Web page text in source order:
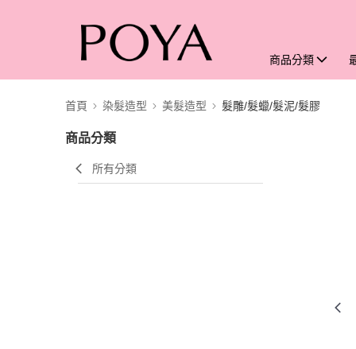
商品分類
首頁 染髮造型 美髮造型 髮雕/髮蠟/髮泥/髮膠
商品分類
所有分類